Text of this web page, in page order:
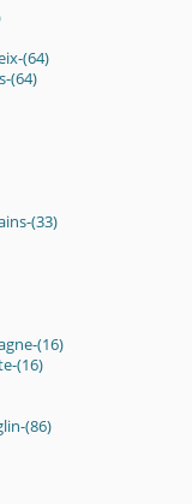
(64)
(64)
(33)
(16)
(16)
(86)